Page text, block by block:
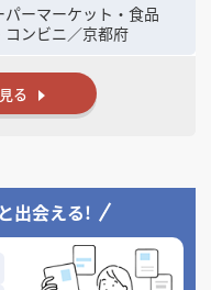
パーマーケット・食品
コンビニ／京都府
る
出会える!